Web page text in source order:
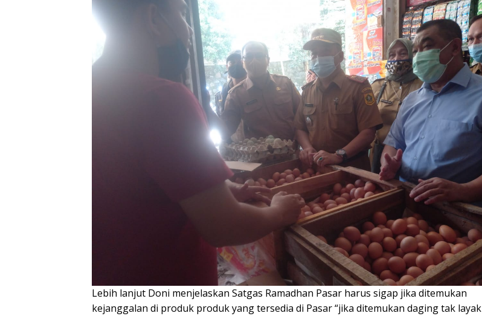
Lebih lanjut Doni menjelaskan Satgas Ramadhan Pasar harus sigap jika ditemukan
kejanggalan di produk produk yang tersedia di Pasar “jika ditemukan daging tak layak